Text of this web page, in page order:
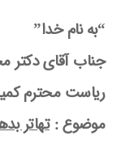
“به نام خدا”
جناب آقای دکتر
ریاست محترم
موضوع :تهاتر